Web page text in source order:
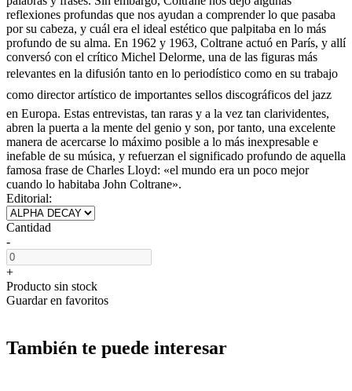
reflexiones profundas que nos ayudan a comprender lo que pasaba
por su cabeza, y cuál era el ideal estético que palpitaba en lo más
profundo de su alma. En 1962 y 1963, Coltrane actuó en París, y allí
conversó con el crítico Michel Delorme, una de las figuras más
relevantes en la difusión tanto en lo periodístico como en su trabajo
como director artístico de importantes sellos discográficos del jazz
en Europa. Estas entrevistas, tan raras y a la vez tan clarividentes,
abren la puerta a la mente del genio y son, por tanto, una excelente
manera de acercarse lo máximo posible a lo más inexpresable e
inefable de su música, y refuerzan el significado profundo de aquella
famosa frase de Charles Lloyd: «el mundo era un poco mejor
cuando lo habitaba John Coltrane».
Editorial:
Cantidad
-
+
Producto sin stock
Guardar en favoritos
También te puede interesar